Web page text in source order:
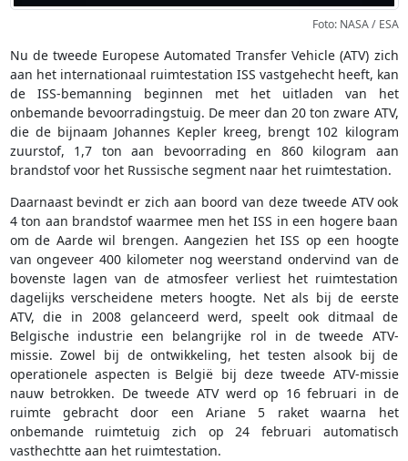
Foto: NASA / ESA
Nu de tweede Europese Automated Transfer Vehicle (ATV) zich
aan het internationaal ruimtestation ISS vastgehecht heeft, kan
de ISS-bemanning beginnen met het uitladen van het
onbemande bevoorradingstuig. De meer dan 20 ton zware ATV,
die de bijnaam Johannes Kepler kreeg, brengt 102 kilogram
zuurstof, 1,7 ton aan bevoorrading en 860 kilogram aan
brandstof voor het Russische segment naar het ruimtestation.
Daarnaast bevindt er zich aan boord van deze tweede ATV ook
4 ton aan brandstof waarmee men het ISS in een hogere baan
om de Aarde wil brengen. Aangezien het ISS op een hoogte
van ongeveer 400 kilometer nog weerstand ondervind van de
bovenste lagen van de atmosfeer verliest het ruimtestation
dagelijks verscheidene meters hoogte. Net als bij de eerste
ATV, die in 2008 gelanceerd werd, speelt ook ditmaal de
Belgische industrie een belangrijke rol in de tweede ATV-
missie. Zowel bij de ontwikkeling, het testen alsook bij de
operationele aspecten is België bij deze tweede ATV-missie
nauw betrokken. De tweede ATV werd op 16 februari in de
ruimte gebracht door een Ariane 5 raket waarna het
onbemande ruimtetuig zich op 24 februari automatisch
vasthechtte aan het ruimtestation.